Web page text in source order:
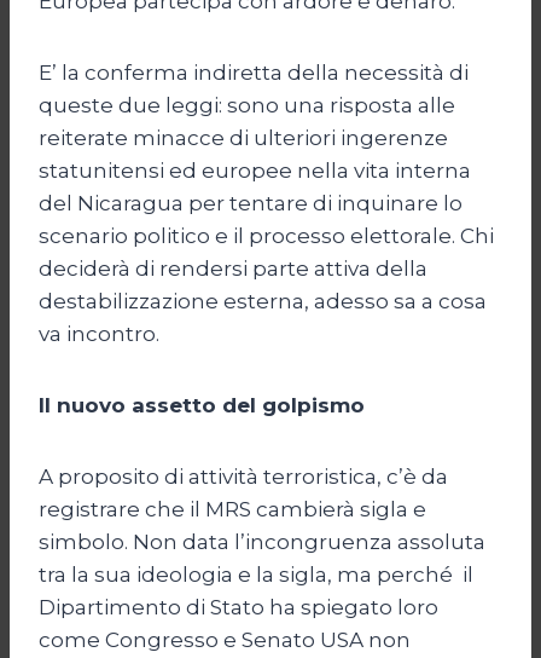
E’ la conferma indiretta della necessità di
queste due leggi: sono una risposta alle
reiterate minacce di ulteriori ingerenze
statunitensi ed europee nella vita interna
del Nicaragua per tentare di inquinare lo
scenario politico e il processo elettorale. Chi
deciderà di rendersi parte attiva della
destabilizzazione esterna, adesso sa a cosa
va incontro.
Il nuovo assetto del golpismo
A proposito di attività terroristica, c’è da
registrare che il MRS cambierà sigla e
simbolo. Non data l’incongruenza assoluta
tra la sua ideologia e la sigla, ma perché il
Dipartimento di Stato ha spiegato loro
come Congresso e Senato USA non